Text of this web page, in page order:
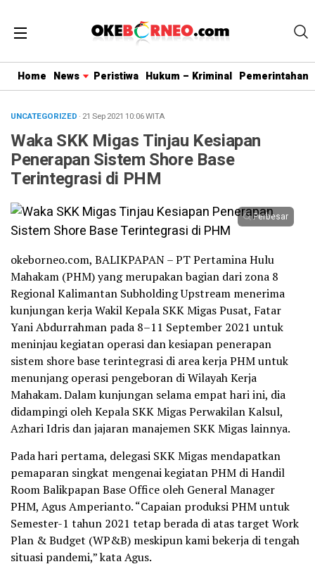
Home News Peristiwa Hukum – Kriminal Pemerintahan
UNCATEGORIZED · 21 Sep 2021 10:06WITA
Waka SKK Migas Tinjau Kesiapan
Penerapan Sistem Shore Base
Terintegrasi di PHM
Perbesar
okeborneo.com, BALIKPAPAN – PT Pertamina Hulu
Mahakam (PHM) yang merupakan bagian dari zona 8
Regional Kalimantan Subholding Upstream menerima
kunjungan kerja Wakil Kepala SKK Migas Pusat, Fatar
Yani Abdurrahman pada 8–11 September 2021 untuk
meninjau kegiatan operasi dan kesiapan penerapan
sistem shore base terintegrasi di area kerja PHM untuk
menunjang operasi pengeboran di Wilayah Kerja
Mahakam. Dalam kunjungan selama empat hari ini, dia
didampingi oleh Kepala SKK Migas Perwakilan Kalsul,
Azhari Idris dan jajaran manajemen SKK Migas lainnya.
Pada hari pertama, delegasi SKK Migas mendapatkan
pemaparan singkat mengenai kegiatan PHM di Handil
Room Balikpapan Base Office oleh General Manager
PHM, Agus Amperianto. “Capaian produksi PHM untuk
Semester-1 tahun 2021 tetap berada di atas target Work
Plan & Budget (WP&B) meskipun kami bekerja di tengah
situasi pandemi,” kata Agus.